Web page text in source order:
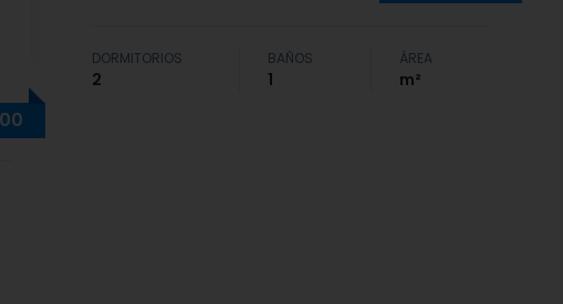
DORMITORIOS
2
BAÑOS
1
ÁREA
m²